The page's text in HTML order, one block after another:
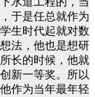
于是任总就作为
生时代起就对数
法，他也是想研
长的时候，他就
新一等奖。所以
作为当年最年轻